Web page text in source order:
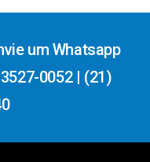
um Whatsapp
0052 | (21)